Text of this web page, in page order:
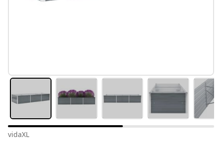
vidaXL